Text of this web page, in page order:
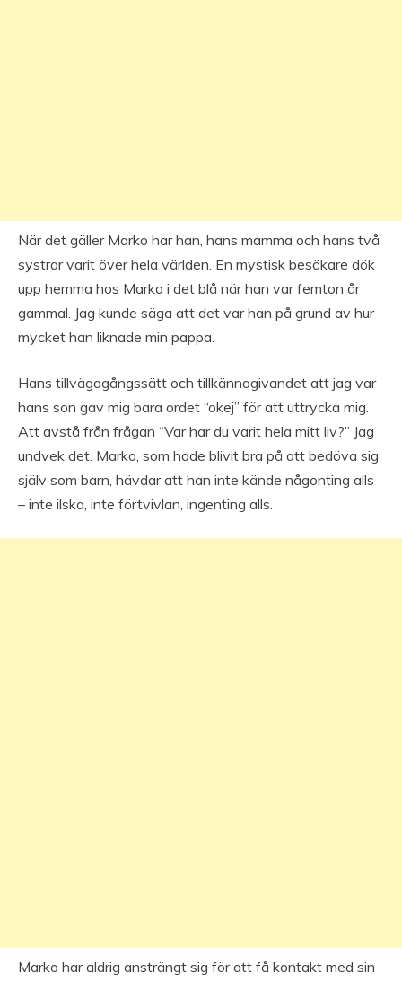
När det gäller Marko har han, hans mamma och hans två
systrar varit över hela världen. En mystisk besökare dök
upp hemma hos Marko i det blå när han var femton år
gammal. Jag kunde säga att det var han på grund av hur
mycket han liknade min pappa.
Hans tillvägagångssätt och tillkännagivandet att jag var
hans son gav mig bara ordet “okej” för att uttrycka mig.
Att avstå från frågan “Var har du varit hela mitt liv?” Jag
undvek det. Marko, som hade blivit bra på att bedöva sig
själv som barn, hävdar att han inte kände någonting alls
– inte ilska, inte förtvivlan, ingenting alls.
Marko har aldrig ansträngt sig för att få kontakt med sin